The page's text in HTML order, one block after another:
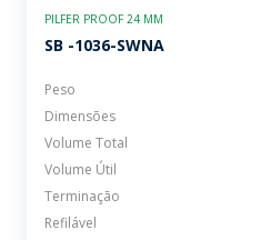
PILFER PROOF 24 MM
SB -1036-SWNA
Peso
Dimensões
Volume Total
Volume Útil
Terminação
Refilável